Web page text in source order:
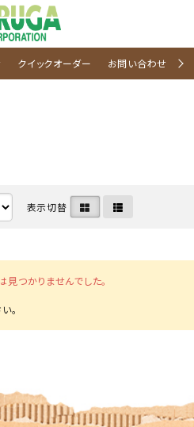
クイックオーダー お問い合わせ
表示切替
つかりませんでした。